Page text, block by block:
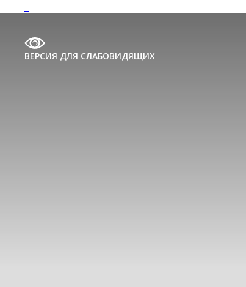
ВЕРСИЯ ДЛЯ СЛАБОВИДЯЩИХ